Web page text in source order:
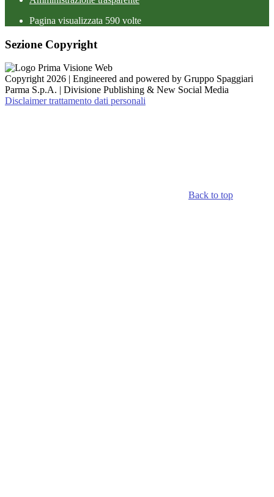
Pagina visualizzata 590 volte
Sezione Copyright
Copyright 2026 | Engineered and powered by Gruppo Spaggiari
Parma S.p.A. | Divisione Publishing & New Social Media
Disclaimer trattamento dati personali
Back to top